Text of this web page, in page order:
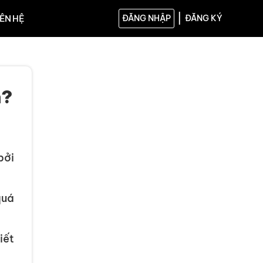
HỆ ĐĂNG NHẬP ĐĂNG KÝ